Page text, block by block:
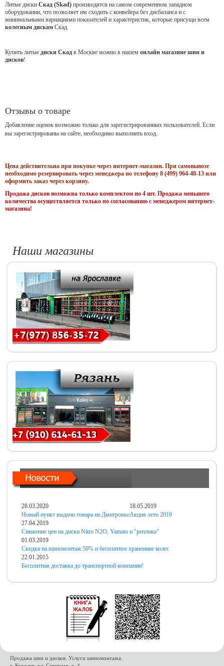
Литые диски Скад (Skad) производятся на самом современном западном
оборудовании, что позволяет им сходить с конвейера без дисбаланса и с
минимальными вариациями показателей и характеристик, которые присущи всем
колесным дискам Скад.
Купить литые диски Скад в Москве можно в нашем онлайн магазине шин и
дисков!
Отзывы о товаре
Добавление оценок возможно только для зарегистрированных пользователей. Если
вы зарегистрированы на сайте, необходимо выполнить вход.
Цена действительна при покупке через интернет-магазин. При самовывозе
необходимо резервировать через менеджера по телефону 8 (499) 964-48-13 или
оформить заказ через корзину.
Продажа дисков возможна только комплектом по 4 шт. Продажа меньшего
количества осуществляется только по согласованию с менеджером интернет-
магазина!
Наши магазины
28.03.2020
Новый пункт выдачи товара на Дмитровке
18.05.2019
Акция лето 2019
27.04.2019
Снижение цен на диски Nitro N2O, Yamato и "реплика"
01.03.2019
Скидка на шиномонтаж 50% и бесплатное хранениие колес
22.01.2015
Бесплатная доставка до транспортной компании!
Продажа шин и дисков. Услуги шиномонтажа.